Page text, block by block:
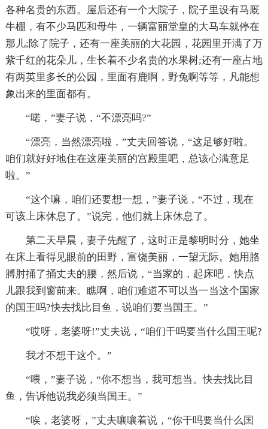
各种名贵的东西。屋后还有一个大院子，院子里设有马厩
牛棚，有不少马匹和母牛，一辆富丽堂皇的大马车就停在
那儿;除了院子，还有一座美丽的大花园，花园里开满了万
紫千红的花朵儿，生长着不少名贵的水果树;还有一座占地
有两英里多长的公园，里面有鹿啊，野兔啊等等，凡能想
象出来的里面都有。
“喏，”妻子说，“不漂亮吗?”
“漂亮，当然漂亮啦，”丈夫回答说，“这足够好啦。
咱们就好好地住在这座美丽的宫殿里吧，总该心满意足
啦。”
“这个嘛，咱们还要想一想，”妻子说，“不过，现在
可该上床休息了。”说完，他们就上床休息了。
第二天早晨，妻子先醒了，这时正是黎明时分，她坐
在床上看得见眼前的田野，富饶美丽，一望无际。她用胳
膊肘捅了捅丈夫的腰，然后说，“当家的，起床吧，快点
儿跟我到窗前来。瞧啊，咱们难道不可以当一当这个国家
的国王吗?快去找比目鱼，说咱们要当国王。”
“哎呀，老婆呀!”丈夫说，“咱们干吗要当什么国王呢?
我才不想干这个。”
“喂，”妻子说，“你不想当，我可想当。快去找比目
鱼，告诉他说我必须当国王。”
“唉，老婆呀，”丈夫嚷嚷着说，“你干吗要当什么国